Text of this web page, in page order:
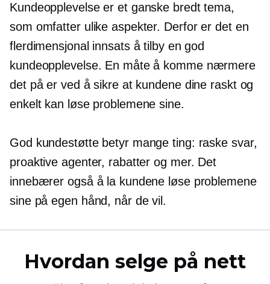
Kundeopplevelse er et ganske bredt tema,
som omfatter ulike aspekter. Derfor er det en
flerdimensjonal innsats å tilby en god
kundeopplevelse. En måte å komme nærmere
det på er ved å sikre at kundene dine raskt og
enkelt kan løse problemene sine.
God kundestøtte betyr mange ting: raske svar,
proaktive agenter, rabatter og mer. Det
innebærer også å la kundene løse problemene
sine på egen hånd, når de vil.
Hvordan selge på nett